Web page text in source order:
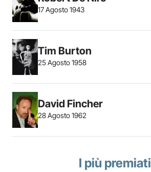
17 Agosto 1943
Tim Burton
25 Agosto 1958
David Fincher
28 Agosto 1962
I più premiati